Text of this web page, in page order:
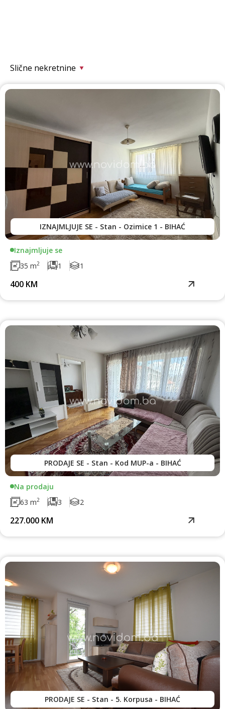
Slične nekretnine
IZNAJMLJUJE SE - Stan - Ozimice 1 - BIHAĆ
Iznajmljuje se
35 m2 1 1
400 KM
PRODAJE SE - Stan - Kod MUP-a - BIHAĆ
Na prodaju
63 m2 3 2
227.000 KM
PRODAJE SE - Stan - 5. Korpusa - BIHAĆ